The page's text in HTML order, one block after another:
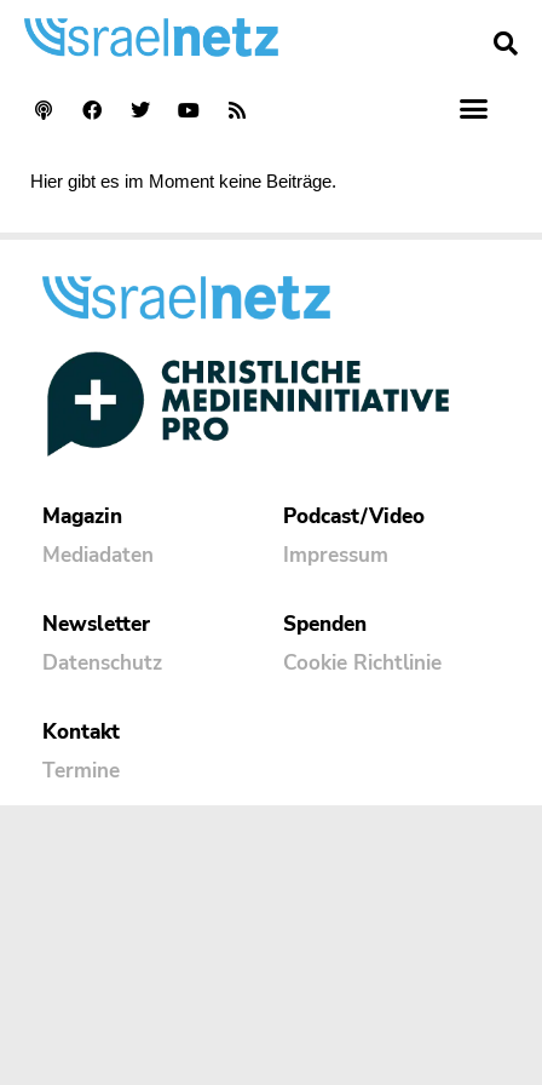
Hier gibt es im Moment keine Beiträge.
Magazin
Mediadaten
Podcast/Video
Impressum
Newsletter
Datenschutz
Spenden
Cookie Richtlinie
Kontakt
Termine